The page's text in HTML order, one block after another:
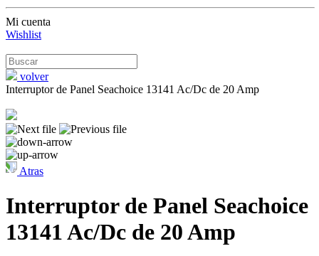
Mi cuenta
Wishlist
volver
Interruptor de Panel Seachoice 13141 Ac/Dc de 20 Amp
Atras
Interruptor de Panel Seachoice
13141 Ac/Dc de 20 Amp